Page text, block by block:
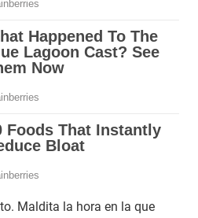
Maldita la hora en la que